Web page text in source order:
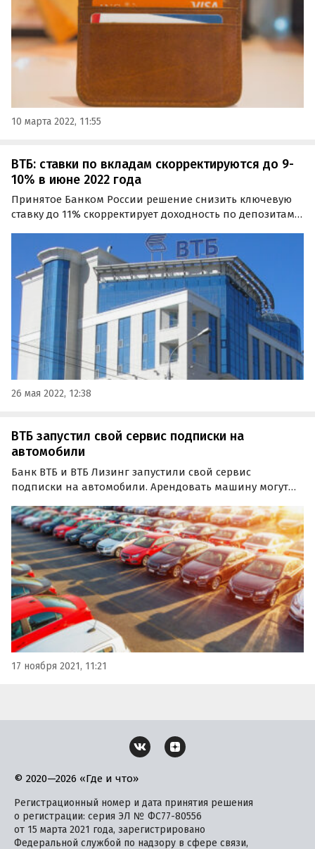
10 марта 2022, 11:55
ВТБ: ставки по вкладам скорректируются до 9-
10% в июне 2022 года
Принятое Банком России решение снизить ключевую
ставку до 11% скорректирует доходность по депозитам.
июне 2022 года. Об этом заявил начальник управления
«Сбережения» ВТБ Максим Степочкин.
26 мая 2022, 12:38
ВТБ запустил свой сервис подписки на
автомобили
Банк ВТБ и ВТБ Лизинг запустили свой сервис
подписки на автомобили. Арендовать машину могут
любым стажем вождения.
17 ноября 2021, 11:21
© 2020—2026 «Где и что»
Регистрационный номер и дата принятия решения
о регистрации: серия ЭЛ № ФС77-80556
от 15 марта 2021 года, зарегистрировано
Федеральной службой по надзору в сфере связи,